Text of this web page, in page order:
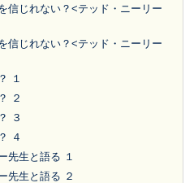
信じれない？<テッド・ニーリー
信じれない？<テッド・ニーリー
１
２
３
４
先生と語る １
先生と語る ２